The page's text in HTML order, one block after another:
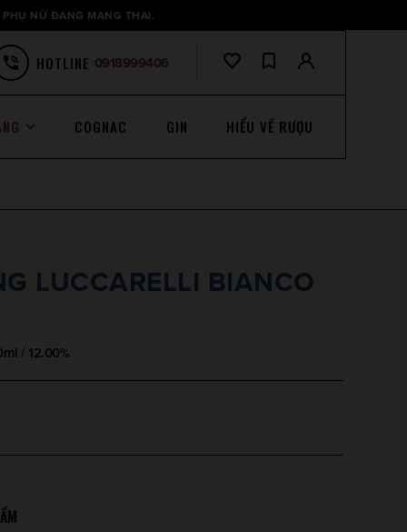
PHỤ NỮ ĐANG MANG THAI.
HOTLINE 0918999406
COGNAC GIN HIỂU VỀ RƯỢU
LUCCARELLI BIANCO
/ 12.00%